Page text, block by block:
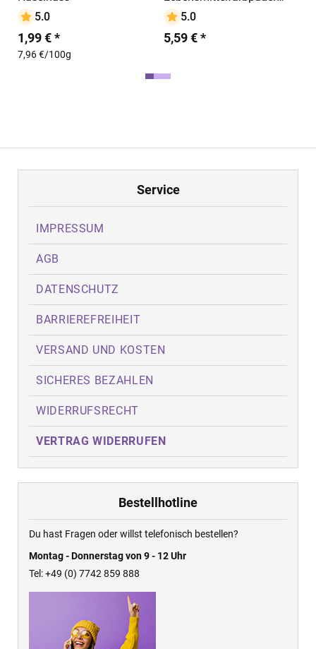
5.0
1,99 € *
7,96 €/100g
gold, 7 g, neutraler
Geschmack
5.0
5,59 € *
Service
IMPRESSUM
AGB
DATENSCHUTZ
BARRIEREFREIHEIT
VERSAND UND KOSTEN
SICHERES BEZAHLEN
WIDERRUFSRECHT
VERTRAG WIDERRUFEN
Bestellhotline
Du hast Fragen oder willst telefonisch bestellen?
Montag - Donnerstag von 9 - 12 Uhr
Tel: +49 (0) 7742 859 888